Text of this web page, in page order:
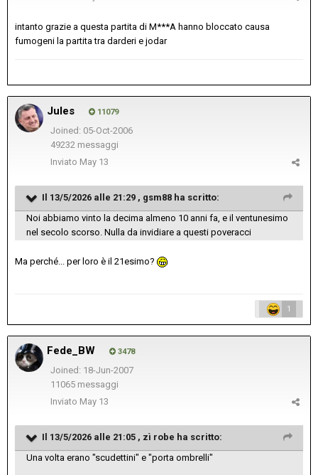
intanto grazie a questa partita di M***A hanno bloccato causa
fumogeni la partita tra darderi e jodar
Jules 11079
Joined: 05-Oct-2006
49232 messaggi
Inviato May 13
Il 13/5/2026 alle 21:29 , gsm88 ha scritto:
Noi abbiamo vinto la decima almeno 10 anni fa, e il ventunesimo
nel secolo scorso. Nulla da invidiare a questi poveracci
Ma perché... per loro è il 21esimo?
1
Fede_BW 3478
Joined: 18-Jun-2007
11065 messaggi
Inviato May 13
Il 13/5/2026 alle 21:05 , zì robe ha scritto:
Una volta erano "scudettini" e "porta ombrelli"